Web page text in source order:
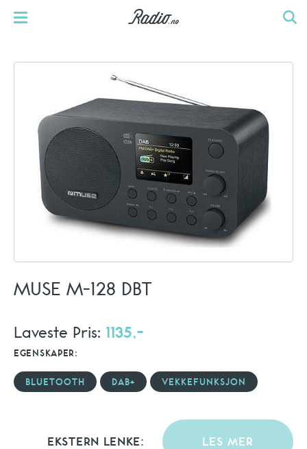
MUSE M-128 DBT
Laveste Pris: 1135,-
EGENSKAPER:
BLUETOOTH DAB+ VEKKEFUNKSJON
EKSTERN LENKE: LES MER